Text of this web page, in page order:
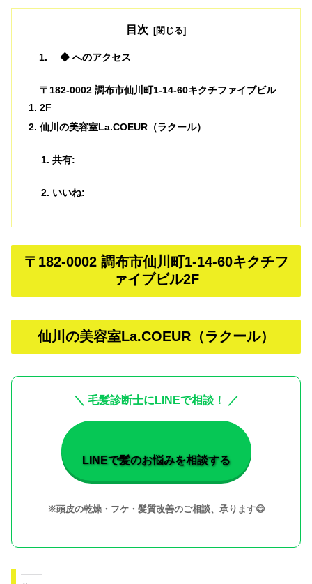
目次
◆ へのアクセス
〒182-0002 調布市仙川町1-14-60キクチファイブビル
2F
仙川の美容室La.COEUR（ラクール）
共有:
いいね:
〒182-0002 調布市仙川町1-14-60キクチフ
ァイブビル2F
仙川の美容室La.COEUR（ラクール）
＼ 毛髪診断士にLINEで相談！ ／
LINEで髪のお悩みを相談する
※頭皮の乾燥・フケ・髪質改善のご相談、承ります😊